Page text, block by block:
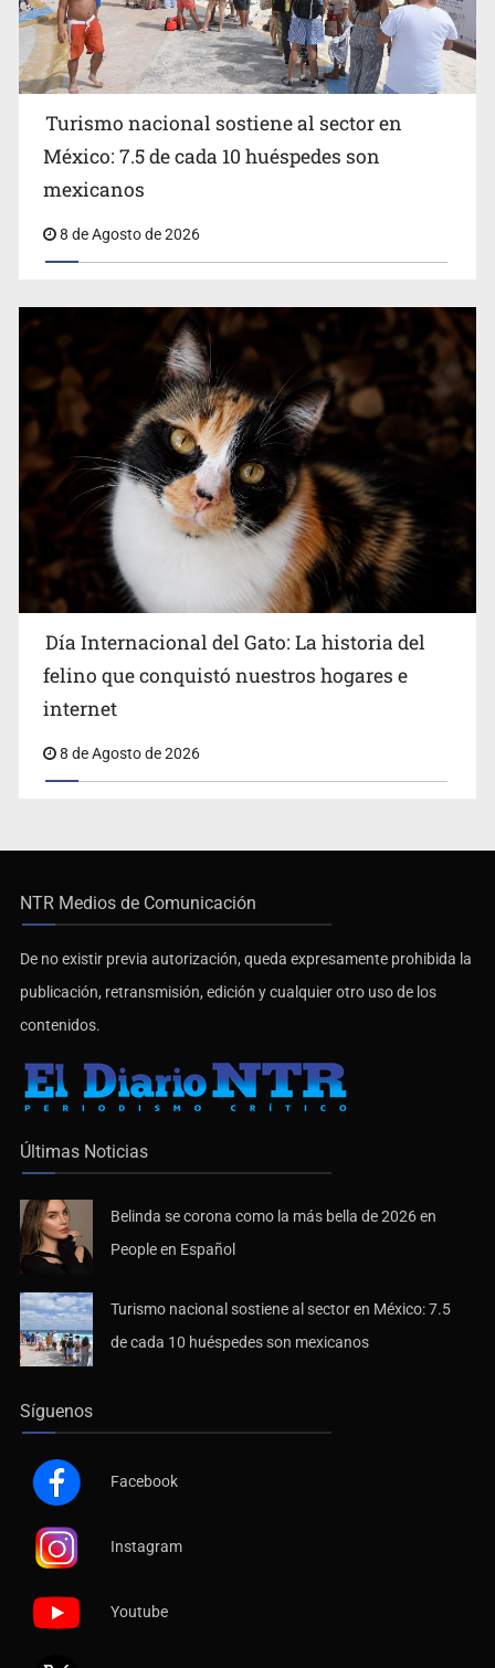
Belinda se corona como la más bella de 2026 en People
Turismo nacional sostiene al sector en
México: 7.5 de cada 10 huéspedes son
mexicanos
8 de Agosto de 2026
Día Internacional del Gato: La historia del
felino que conquistó nuestros hogares e
internet
8 de Agosto de 2026
NTR Medios de Comunicación
De no existir previa autorización, queda expresamente prohibida la
publicación, retransmisión, edición y cualquier otro uso de los
contenidos.
Últimas Noticias
Belinda se corona como la más bella de 2026 en
People en Español
Turismo nacional sostiene al sector en México: 7.5
de cada 10 huéspedes son mexicanos
Síguenos
Facebook
Instagram
Youtube